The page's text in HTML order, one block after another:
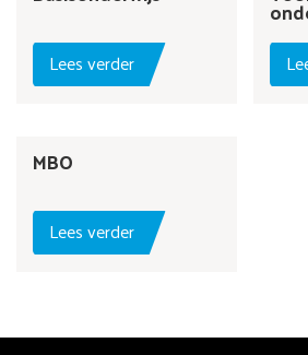
Lees verder
MBO
Lees verder